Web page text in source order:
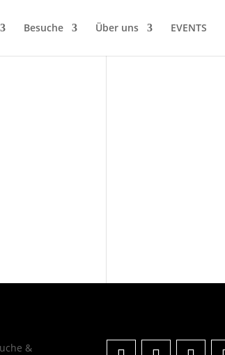
Besuche Über uns EVENTS
&